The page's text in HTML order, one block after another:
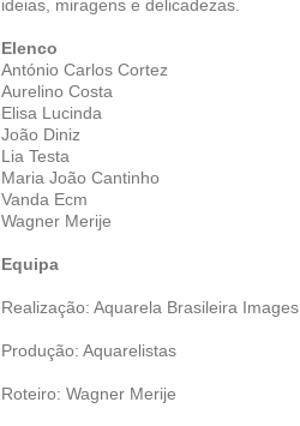
ideias, miragens e delicadezas.
Elenco
António Carlos Cortez
Aurelino Costa
Elisa Lucinda
João Diniz
Lia Testa
Maria João Cantinho
Vanda Ecm
Wagner Merije
Equipa
Realização: Aquarela Brasileira Images
Produção: Aquarelistas
Roteiro: Wagner Merije